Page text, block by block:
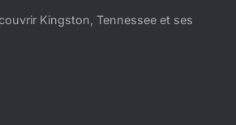
Kingston, Tennessee et ses